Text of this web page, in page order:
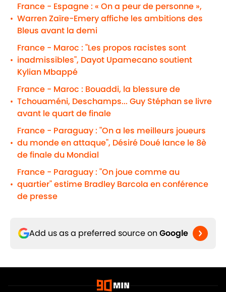
•
France - Espagne : « On a peur de personne »,
Warren Zaïre-Emery affiche les ambitions des
Bleus avant la demi
•
France - Maroc : "Les propos racistes sont
inadmissibles", Dayot Upamecano soutient
Kylian Mbappé
•
France - Maroc : Bouaddi, la blessure de
Tchouaméni, Deschamps... Guy Stéphan se livre
avant le quart de finale
•
France - Paraguay : "On a les meilleurs joueurs
du monde en attaque", Désiré Doué lance le 8è
de finale du Mondial
•
France - Paraguay : "On joue comme au
quartier" estime Bradley Barcola en conférence
de presse
Add us as a preferred source on Google